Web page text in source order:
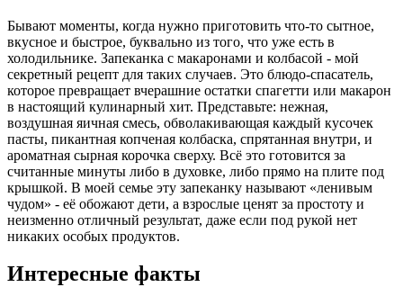
Бывают моменты, когда нужно приготовить что-то сытное,
вкусное и быстрое, буквально из того, что уже есть в
холодильнике. Запеканка с макаронами и колбасой - мой
секретный рецепт для таких случаев. Это блюдо-спасатель,
которое превращает вчерашние остатки спагетти или макарон
в настоящий кулинарный хит. Представьте: нежная,
воздушная яичная смесь, обволакивающая каждый кусочек
пасты, пикантная копченая колбаска, спрятанная внутри, и
ароматная сырная корочка сверху. Всё это готовится за
считанные минуты либо в духовке, либо прямо на плите под
крышкой. В моей семье эту запеканку называют «ленивым
чудом» - её обожают дети, а взрослые ценят за простоту и
неизменно отличный результат, даже если под рукой нет
никаких особых продуктов.
Интересные факты